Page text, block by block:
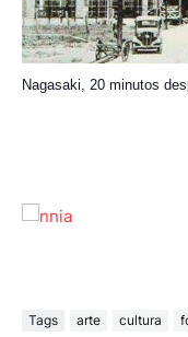
Nagasaki, 20 minutos
Tags arte cultura